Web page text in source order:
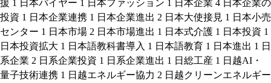
援 1 日本バイヤー 1 日本ファッション 1 日本企業 4 日本企業の
投資 1 日本企業連携 1 日本企業進出 2 日本大使接見 1 日本小売
センター 1 日本市場 2 日本市場進出 1 日本式介護 1 日本投資 1
日本投資拡大 1 日本語教科書導入 1 日本語教育 1 日本進出 1 日
系企業 2 日系企業投資 1 日系企業進出 1 日総工産 1 日越AI・
量子技術連携 1 日越エネルギー協力 2 日越クリーンエネルギー